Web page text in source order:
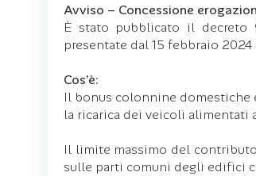
Avviso – Concessione
È stato pubblicato il decreto
presentate dal 15 febbraio 2024
Cos’è:
Il bonus colonnine domestiche
la ricarica dei veicoli alimentati
Il limite massimo del
sulle parti comuni degli edifici